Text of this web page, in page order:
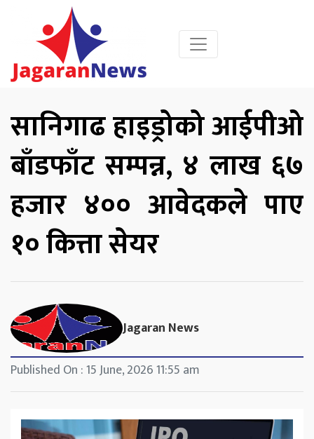
सानिगाढ हाइड्रोको आईपीओ
बाँडफाँट सम्पन्न, ४ लाख ६७
हजार ४०० आवेदकले पाए
१० कित्ता सेयर
Jagaran News
Published On : 15 June, 2026 11:55 am